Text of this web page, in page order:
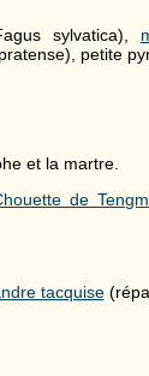
sylvatica),
petite
et la martre.
de
tacquise